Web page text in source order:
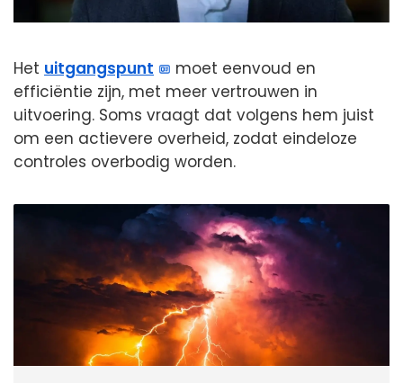
Het uitgangspunt
moet eenvoud en
efficiëntie zijn, met meer vertrouwen in
uitvoering. Soms vraagt dat volgens hem juist
om een actievere overheid, zodat eindeloze
controles overbodig worden.